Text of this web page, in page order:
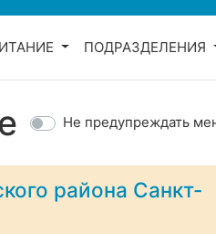
ПОДРАЗДЕЛЕНИЯ
Не предупреждать
района Санкт-